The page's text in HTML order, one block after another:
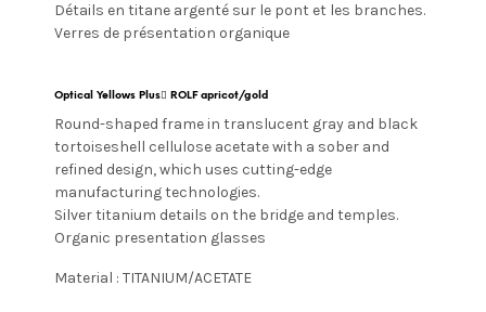
Détails en titane argenté sur le pont et les branches.
Verres de présentation organique
Optical Yellows Plus ٌROLF apricot/gold
Round-shaped frame in translucent gray and black
tortoiseshell cellulose acetate with a sober and
refined design, which uses cutting-edge
manufacturing technologies.
Silver titanium details on the bridge and temples.
Organic presentation glasses
Material : TITANIUM/ACETATE